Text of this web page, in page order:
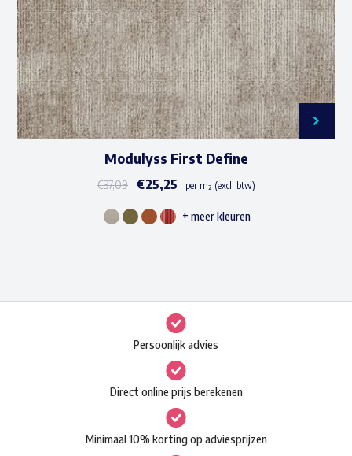
op
de
productpagina
Modulyss First Define
€37,09 €25,25 per m² (excl. btw)
Dit
variaties.
Deze
optie
kan
gekozen
worden
op
+ meer kleuren
Persoonlijk advies
Direct online prijs berekenen
Minimaal 10% korting op adviesprijzen